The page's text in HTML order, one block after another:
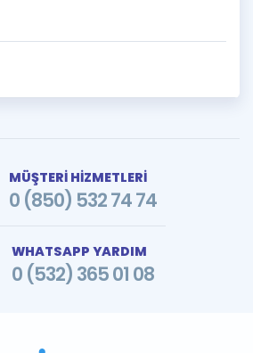
MÜŞTERİ HİZMETLERİ
0 (850) 532 74 74
WHATSAPP YARDIM
0 (532) 365 01 08